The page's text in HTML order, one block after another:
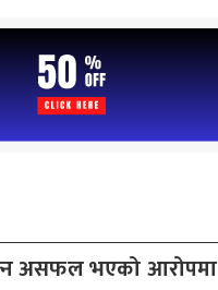
असफल भएको आरोपमा